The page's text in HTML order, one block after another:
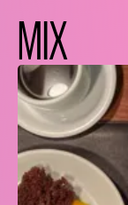
MIX